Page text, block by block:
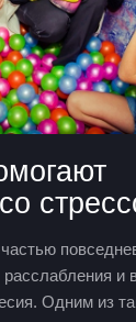
и
Одним из